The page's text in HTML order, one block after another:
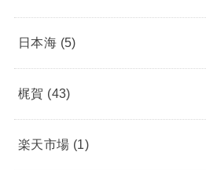
日本海 (5)
梶賀 (43)
楽天市場 (1)